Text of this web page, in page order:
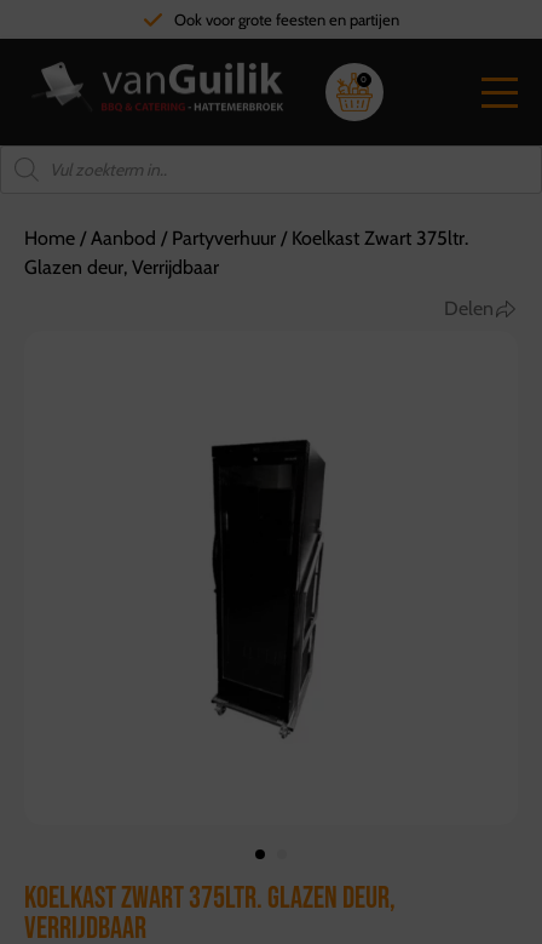
Ook voor grote feesten en partijen
0
Home /Aanbod / Partyverhuur / Koelkast Zwart 375ltr.
Glazen deur, Verrijdbaar
KOELKAST ZWART 375LTR. GLAZEN DEUR,
VERRIJDBAAR
Delen